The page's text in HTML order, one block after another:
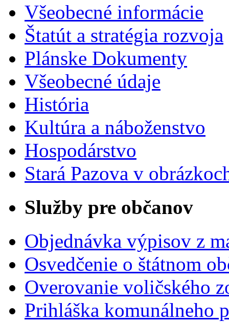
Všeobecné informácie
Štatút a stratégia rozvoja
Plánske Dokumenty
Všeobecné údaje
História
Kultúra a náboženstvo
Hospodárstvo
Stará Pazova v
Služby pre občanov
Objednávka výpisov z
Osvedčenie o štátnom
Overovanie voličského
Prihláška komunálneho